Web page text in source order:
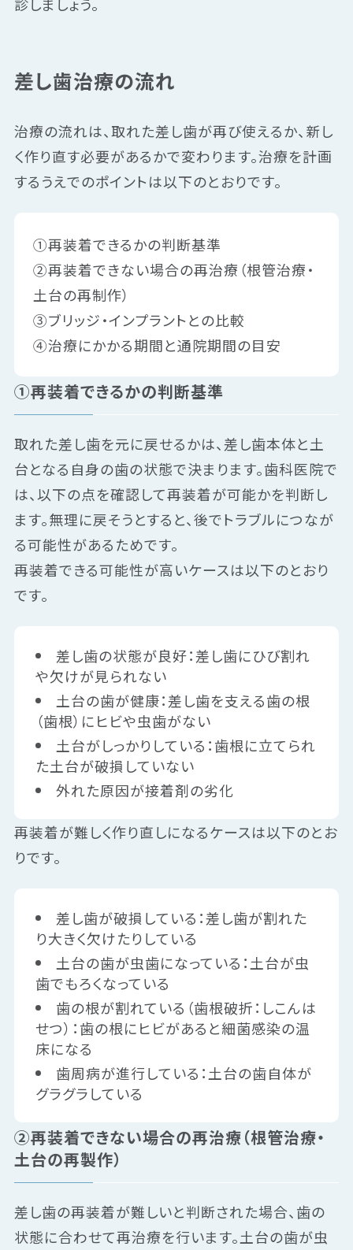
差し歯治療の流れ
治療の流れは、取れた差し歯が再び使えるか、新し
く作り直す必要があるかで変わります。治療を計画
するうえでのポイントは以下のとおりです。
①再装着できるかの判断基準
②再装着できない場合の再治療（根管治療・
土台の再制作）
③ブリッジ・インプラントとの比較
④治療にかかる期間と通院期間の目安
①再装着できるかの判断基準
取れた差し歯を元に戻せるかは、差し歯本体と土
台となる自身の歯の状態で決まります。歯科医院で
は、以下の点を確認して再装着が可能かを判断し
ます。無理に戻そうとすると、後でトラブルにつなが
る可能性があるためです。
再装着できる可能性が高いケースは以下のとおり
です。
差し歯の状態が良好：差し歯にひび割れ
や欠けが見られない
土台の歯が健康：差し歯を支える歯の根
（歯根）にヒビや虫歯がない
土台がしっかりしている：歯根に立てられ
た土台が破損していない
外れた原因が接着剤の劣化
再装着が難しく作り直しになるケースは以下のとお
りです。
差し歯が破損している：差し歯が割れた
り大きく欠けたりしている
土台の歯が虫歯になっている：土台が虫
歯でもろくなっている
歯の根が割れている（歯根破折：しこんは
せつ）：歯の根にヒビがあると細菌感染の温
床になる
歯周病が進行している：土台の歯自体が
グラグラしている
②再装着できない場合の再治療（根管治療・
土台の再製作）
差し歯の再装着が難しいと判断された場合、歯の
状態に合わせて再治療を行います。土台の歯が虫